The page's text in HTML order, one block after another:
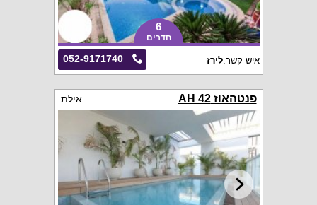
6
חדרים
052-9171740 איש קשר:לירז
פנטהאוז AH 42 אילת